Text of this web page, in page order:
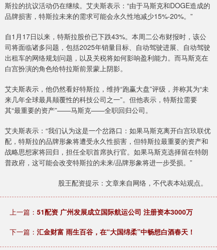
斯拉的抗议活动仍在继续。艾夫斯表示：“由于马斯克和DOGE造成的
品牌损害，特斯拉未来的需求可能会永久性地减少15%-20%。”
自1月17日以来，特斯拉股价已下跌43%。本周二公布财报时，该公
司将面临诸多问题，包括2025年销量目标、自动驾驶进展、自动驾驶
出租车的网络规划问题，以及关税将如何影响盈利能力。而马斯克在
白宫扮演的角色给特拉斯前景蒙上阴影。
艾夫斯表示，他仍然看好特斯拉，维持“跑赢大盘”评级，并称其为“未
来几年全球最具颠覆性的科技公司之一”。但他表示，特斯拉需要
其“最重要的资产”——马斯克——全职回归公司。
艾夫斯表示：“我们认为这是一个岔路口：如果马斯克离开白宫玖联优
配，特斯拉的品牌形象将遭受永久性损害，但特斯拉最重要的资产和
战略思想家将回归，担任全职首席执行官。如果马斯克选择留在特朗
普政府，这可能会改变特斯拉的未来/品牌形象将进一步受损。”
股王配资提示：文章来自网络，不代表本站观点。
上一篇： 51配资 广州发展成立国际航运公司 注册资本3000万
下一篇： 汇金财富 雨生百谷，在“大国绵柔”中畅想白酒春天！